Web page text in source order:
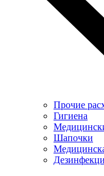
Прочие
Гигиена
Шапочки